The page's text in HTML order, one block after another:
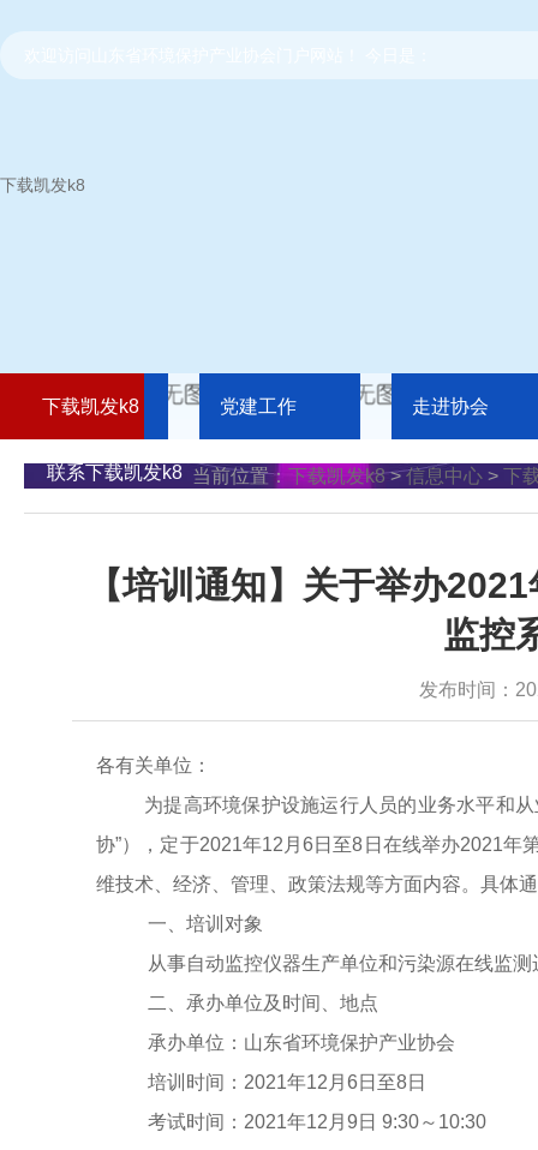
下载凯发k8
下载凯发k8 党建工作 走进协会
联系下载凯发k8 当前位置： 下载凯发k8>信息中心 > 下
【培训通知】关于举办
监控
发布时间：
各有关单位：
为提高环境保护设施运行人员的业务水平和
协”），定于2021年12 月6 日至8 日在线举办2021年
维技术、经济、管理、政策法规等方面内容。 具体
一、培训对象
从事自动监控仪器生产单位和污染源在线监测
二、承办单位及时间、地点
承办单位： 山东省环境保护产业协会
培训时间：2021年12月6日至8日
考试时间： 2021年12月9日 9:30～10:30